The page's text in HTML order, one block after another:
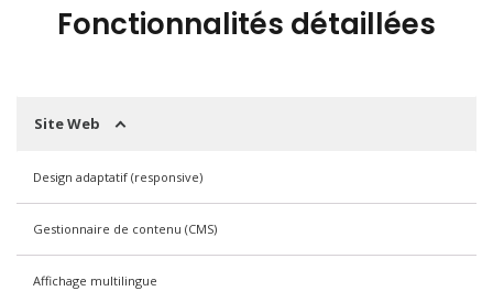
Fonctionnalités détaillées
Site Web
Design adaptatif (responsive)
Gestionnaire de contenu (CMS)
Affichage multilingue